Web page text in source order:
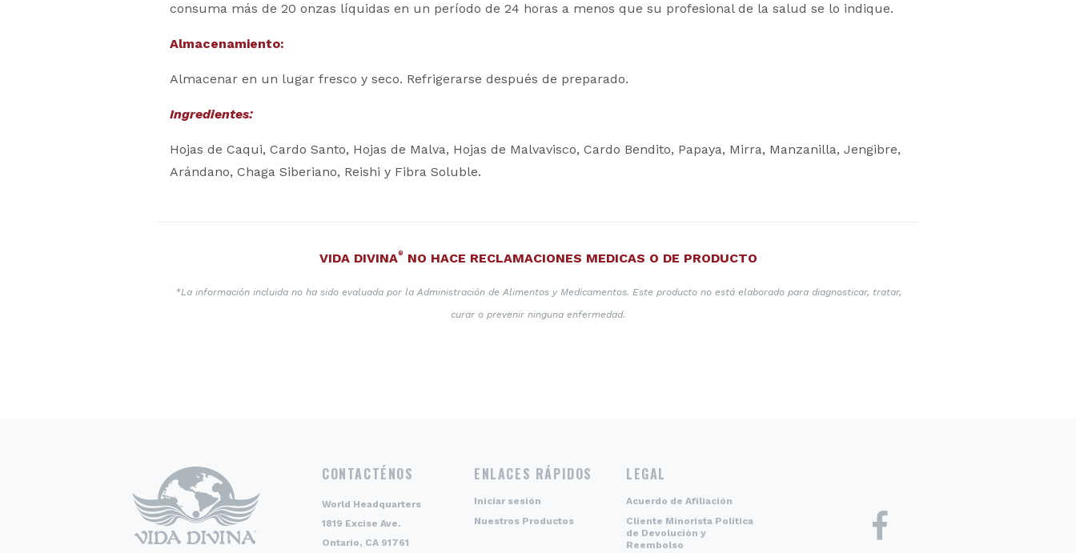
consuma más de 20 onzas líquidas en un período de 24 horas a menos que su profesional de la salud se lo indique.
Almacenamiento:
Almacenar en un lugar fresco y seco. Refrigerarse después de preparado.
Ingredientes:
Hojas de Caqui, Cardo Santo, Hojas de Malva, Hojas de Malvavisco, Cardo Bendito, Papaya, Mirra, Manzanilla, Jengibre,
Arándano, Chaga Siberiano, Reishi y Fibra Soluble.
VIDA DIVINA® NO HACE RECLAMACIONES MEDICAS O DE PRODUCTO
*La información incluida no ha sido evaluada por la Administración de Alimentos y Medicamentos. Este producto no está elaborado para diagnosticar, tratar,
curar o prevenir ninguna enfermedad.
CONTACTÉNOS
World Headquarters
1819 Excise Ave.
Ontario, CA 91761
ENLACES RÁPIDOS
Iniciar sesión
Nuestros Productos
LEGAL
Acuerdo de Afiliación
Cliente Minorista Política
de Devolución y
Reembolso